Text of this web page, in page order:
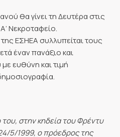
θα γίνει τη Δευτέρα στις
Νεκροταφείο.
ΕΣΗΕΑ συλλυπείται τους
έναν πανάξιο και
ευθύνη και τιμή
στην κηδεία του Φρέντυ
5/1999, ο πρόεδρος της